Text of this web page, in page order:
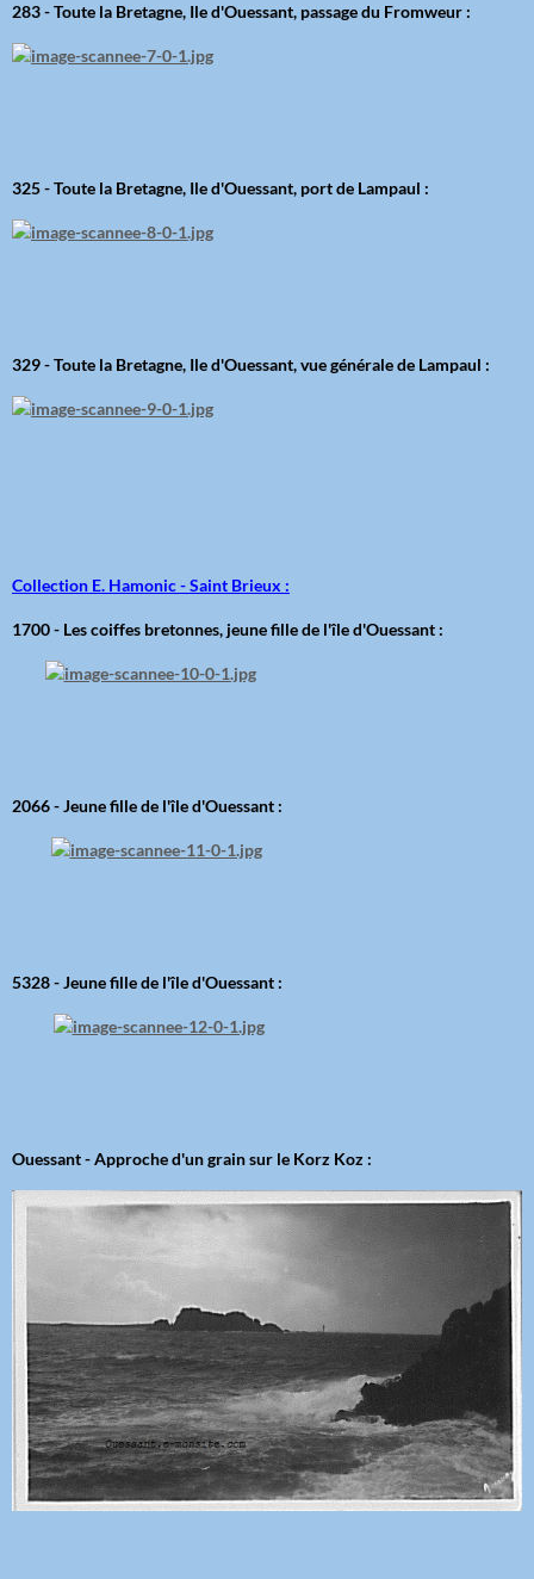
283 - Toute la Bretagne, Ile d'Ouessant, passage du Fromweur :
325 - Toute la Bretagne, Ile d'Ouessant, port de Lampaul :
329 - Toute la Bretagne, Ile d'Ouessant, vue générale de Lampaul :
Collection E. Hamonic - Saint Brieux :
1700 - Les coiffes bretonnes, jeune fille de l'île d'Ouessant :
2066 - Jeune fille de l'île d'Ouessant :
5328 - Jeune fille de l'île d'Ouessant :
Ouessant - Approche d'un grain sur le Korz Koz :